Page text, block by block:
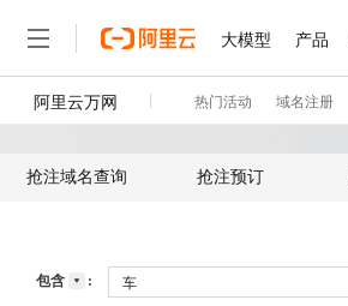
抢注域名查询 抢注预订
包含